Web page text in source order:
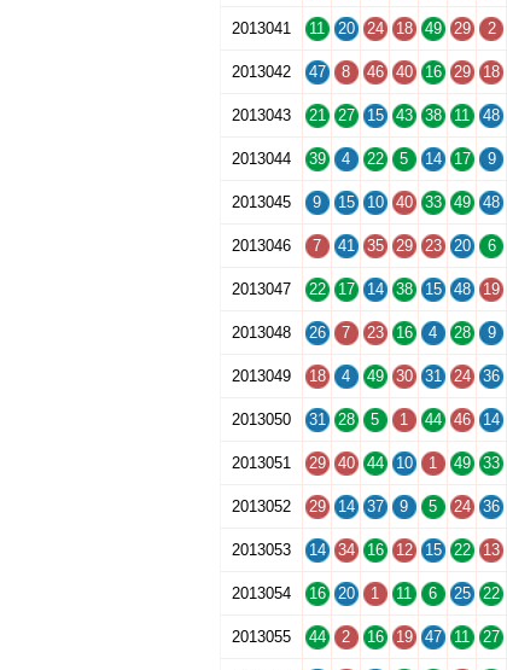
2013041 11 20 24 18 49 29 2
2013042 47 8 46 40 16 29 18
2013043 21 27 15 43 38 11 48
2013044 39 4 22 5 14 17 9
2013045 9 15 10 40 33 49 48
2013046 7 41 35 29 23 20 6
2013047 22 17 14 38 15 48 19
2013048 26 7 23 16 4 28 9
2013049 18 4 49 30 31 24 36
2013050 31 28 5 1 44 46 14
2013051 29 40 44 10 1 49 33
2013052 29 14 37 9 5 24 36
2013053 14 34 16 12 15 22 13
2013054 16 20 1 11 6 25 22
2013055 44 2 16 19 47 11 27